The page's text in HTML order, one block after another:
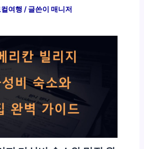
여행 / 글쓴이 매니저